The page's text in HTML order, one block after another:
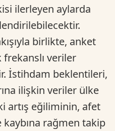
ilerleyen aylarda
birlikte, anket
veriler
İstihdam beklentileri,
ilişkin veriler ülke
artış eğiliminin, afet
kaybına rağmen takip